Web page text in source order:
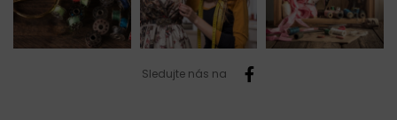
Sledujte nás na